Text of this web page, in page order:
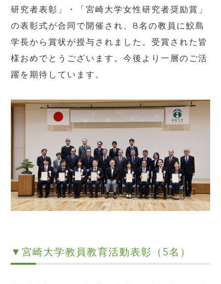
研究者表彰」・「宮崎大学女性研究者奨励賞」
の表彰式が合同で開催され、8名の教員に鮫島
学長から賞状が授与されました。受賞された皆
様おめでとうございます。今後より一層のご活
躍を期待しています。
▼宮崎大学教員教育活動表彰（5名）